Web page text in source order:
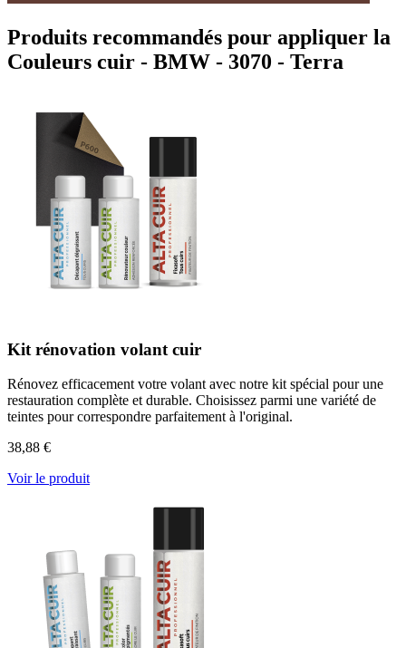
Produits recommandés pour appliquer la
Couleurs cuir - BMW - 3070 - Terra
Kit rénovation volant cuir
Rénovez efficacement votre volant avec notre kit spécial pour une
restauration complète et durable. Choisissez parmi une variété de
teintes pour correspondre parfaitement à l'original.
38,88 €
Voir le produit